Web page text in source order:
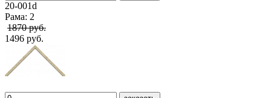
20-001d
Рама: 2
1870 руб.
1496 руб.